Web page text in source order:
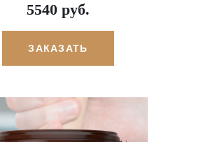
5540 руб.
ЗАКАЗАТЬ